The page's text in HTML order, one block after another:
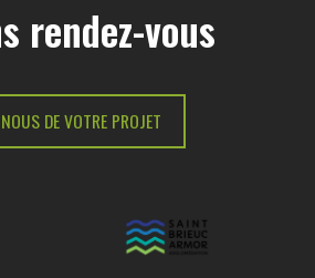
rendez-vous
DE VOTRE PROJET